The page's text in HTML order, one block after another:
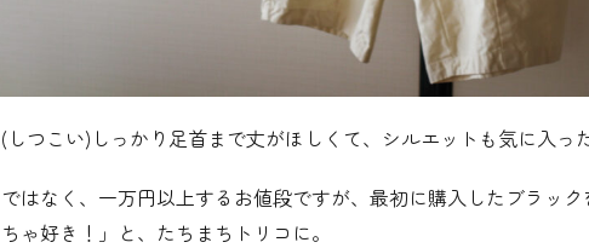
つこい)しっかり足首まで丈がほしくて、シルエットも気に入っ
はなく、一万円以上するお値段ですが、最初に購入したブラッ
ゃ好き！」と、たちまちトリコに。